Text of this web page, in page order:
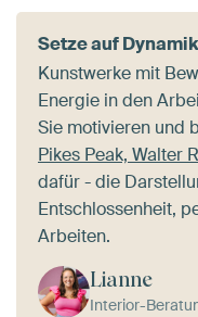
Setze auf
Kunstwerke mit
Energie in den
Sie motivieren und
Pikes Peak, Walter
dafür - die
Entschlossenheit,
Arbeiten.
Lianne
Interior-